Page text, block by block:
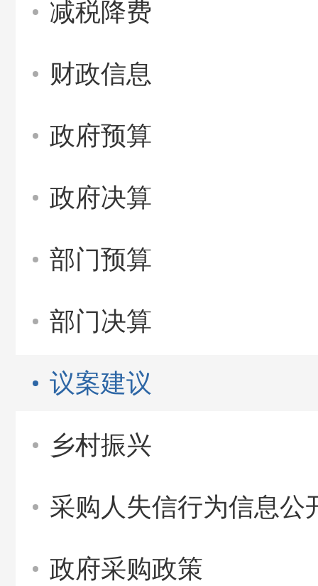
减税降费
财政信息
政府预算
政府决算
部门预算
部门决算
议案建议
乡村振兴
采购人失信行为信息公
政府采购政策